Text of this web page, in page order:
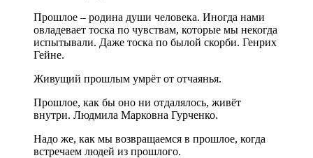
Прошлое – родина души человека. Иногда нами
овладевает тоска по чувствам, которые мы некогда
ис­пытывали. Даже тоска по былой скорби. Генрих
Гейне.
Живущий прошлым умрёт от отчаянья.
Прошлое, как бы оно ни отдалялось, живёт
внутри. Людмила Марковна Гурченко.
Надо же, как мы возвращаемся в прошлое, когда
встречаем людей из прошлого.